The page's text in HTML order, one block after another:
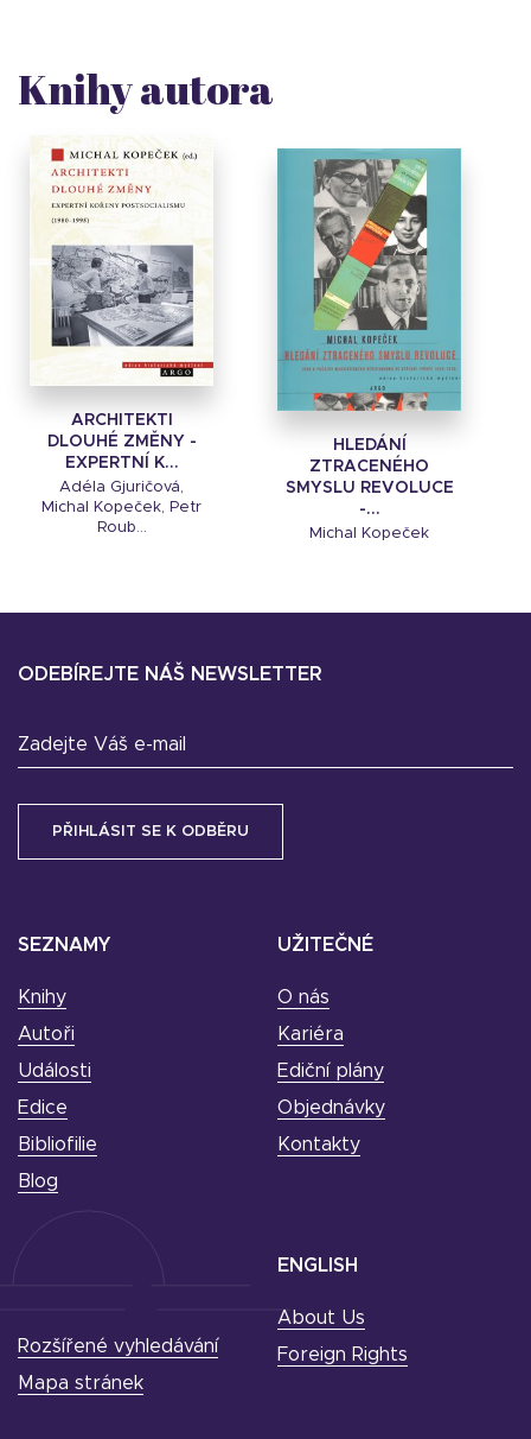
Knihy autora
ARCHITEKTI
DLOUHÉ ZMĚNY -
EXPERTNÍ K...
Adéla Gjuričová,
Michal Kopeček, Petr
Roub...
HLEDÁNÍ
ZTRACENÉHO
SMYSLU REVOLUCE
-...
Michal Kopeček
SEZNAMY
Knihy
Autoři
Události
Edice
Bibliofilie
Blog
UŽITEČNÉ
O nás
Kariéra
Ediční plány
Objednávky
Kontakty
ODEBÍREJTE NÁŠ NEWSLETTER
Zadejte Váš e-mail
ENGLISH
About Us
Foreign Rights
Rozšířené vyhledávání
Mapa stránek